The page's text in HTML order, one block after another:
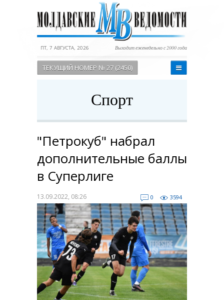
ПТ, 7 АВГУСТА, 2026 Выходит еженедельно с 2000 года
ТЕКУЩИЙ НОМЕР № 27 (2450)
Спорт
"Петрокуб" набрал
дополнительные баллы
в Суперлиге
13.09.2022, 08:26 0 3594